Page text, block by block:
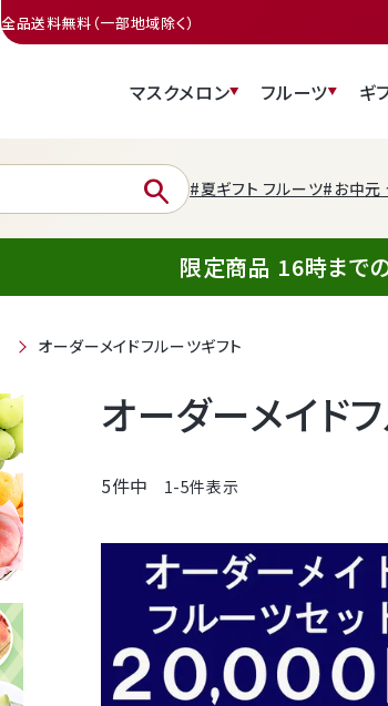
全品送料無料（一部地域除く）
マスクメロン フルーツ ギ
search #夏ギフト フルーツ#お中元
限定商品 16時まで
オーダーメイドフルーツギフト
オーダーメイド
5件中 1-5件表示